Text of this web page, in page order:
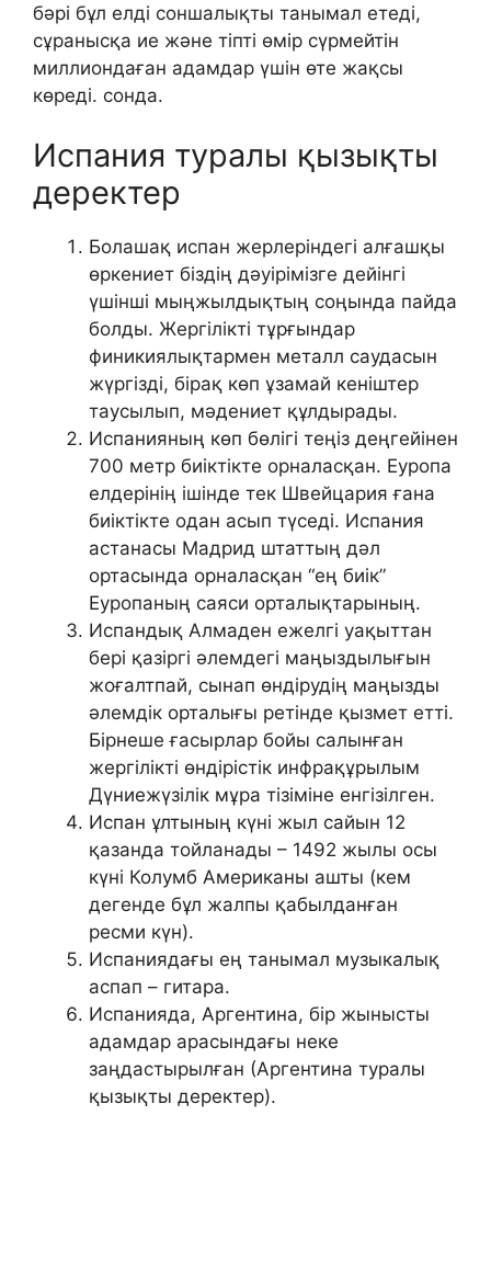
бәрі бұл елді соншалықты танымал етеді,
сұранысқа ие және тіпті өмір сүрмейтін
миллиондаған адамдар үшін өте жақсы
көреді. сонда.
Испания туралы қызықты
деректер
Болашақ испан жерлеріндегі алғашқы
өркениет біздің дәуірімізге дейінгі
үшінші мыңжылдықтың соңында пайда
болды. Жергілікті тұрғындар
финикиялықтармен металл саудасын
жүргізді, бірақ көп ұзамай кеніштер
таусылып, мәдениет құлдырады.
Испанияның көп бөлігі теңіз деңгейінен
700 метр биіктікте орналасқан. Еуропа
елдерінің ішінде тек Швейцария ғана
биіктікте одан асып түседі. Испания
астанасы Мадрид штаттың дәл
ортасында орналасқан “ең биік”
Еуропаның саяси орталықтарының.
Испандық Алмаден ежелгі уақыттан
бері қазіргі әлемдегі маңыздылығын
жоғалтпай, сынап өндірудің маңызды
әлемдік орталығы ретінде қызмет етті.
Бірнеше ғасырлар бойы салынған
жергілікті өндірістік инфрақұрылым
Дүниежүзілік мұра тізіміне енгізілген.
Испан ұлтының күні жыл сайын 12
қазанда тойланады – 1492 жылы осы
күні Колумб Американы ашты (кем
дегенде бұл жалпы қабылданған
ресми күн).
Испаниядағы ең танымал музыкалық
аспап – гитара.
Испанияда, Аргентина, бір жынысты
адамдар арасындағы неке
заңдастырылған (Аргентина туралы
қызықты деректер).